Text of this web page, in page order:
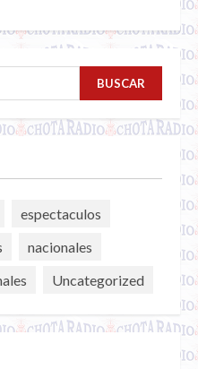
espectaculos
nacionales
Uncategorized